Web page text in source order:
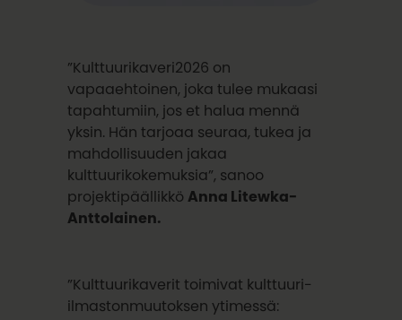
”Kulttuurikaveri2026 on
vapaaehtoinen, joka tulee mukaasi
tapahtumiin, jos et halua mennä
yksin. Hän tarjoaa seuraa, tukea ja
mahdollisuuden jakaa
kulttuurikokemuksia”, sanoo
projektipäällikkö Anna Litewka-
Anttolainen.
”Kulttuurikaverit toimivat kulttuuri-
ilmastonmuutoksen ytimessä: